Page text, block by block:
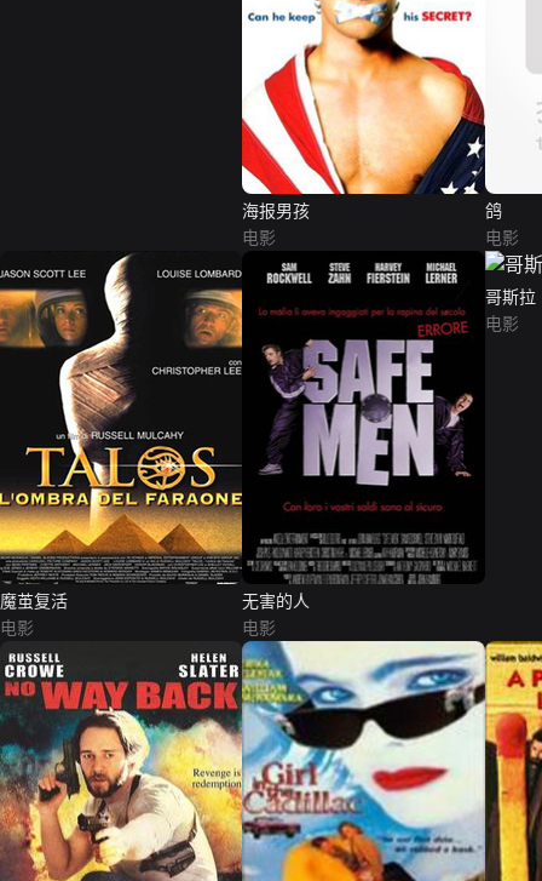
海报男孩
电影
鸽
电影
魔茧复活
电影
无害的人
电影
哥斯拉
电影